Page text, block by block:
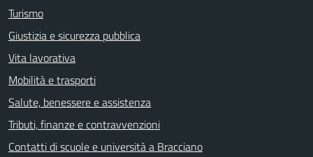
Turismo
Giustizia e sicurezza pubblica
Vita lavorativa
Mobilità e trasporti
Salute, benessere e assistenza
Tributi, finanze e contravvenzioni
Contatti di scuole e università a Bracciano